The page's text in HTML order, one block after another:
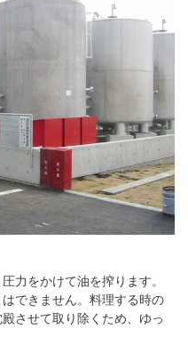
力をかけて油を搾ります。
できません。料理する時の
させて取り除くため、ゆっ